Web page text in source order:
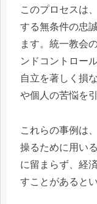
このプロセスは
する無条件の忠
ます。統一教会
ンドコントロー
自立を著しく損
や個人の苦悩を
これらの事例は
操るために用い
に留まらず、経
すことがあると